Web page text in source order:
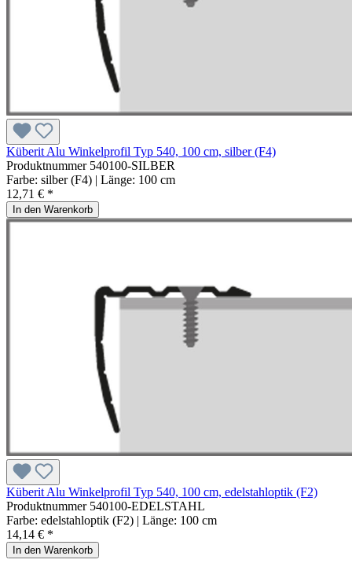
Küberit Alu Winkelprofil Typ 540, 100 cm, silber (F4)
Produktnummer 540100-SILBER
Farbe: silber (F4) | Länge: 100 cm
12,71 € *
In den Warenkorb
Küberit Alu Winkelprofil Typ 540, 100 cm, edelstahloptik (F2)
Produktnummer 540100-EDELSTAHL
Farbe: edelstahloptik (F2) | Länge: 100 cm
14,14 € *
In den Warenkorb